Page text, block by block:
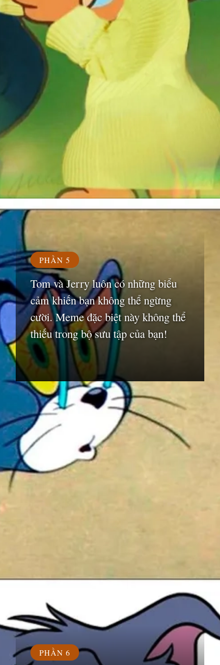
Đang mởhttps://susach.edu.vn/meme-face
PHẦN 5
Tom và Jerry luôn có những biểu
cảm khiến bạn không thể ngừng
cười. Meme đặc biệt này không thể
thiếu trong bộ sưu tập của bạn!
Đang mở https://susach.edu.vn/meme-face
PHẦN 6